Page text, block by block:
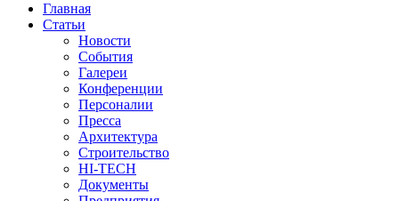
Главная
Статьи
Новости
События
Галереи
Конференции
Персоналии
Пресса
Архитектура
Строительство
HI-TECH
Документы